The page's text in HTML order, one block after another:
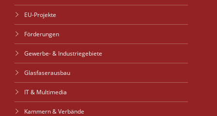
EU-Projekte
Förderungen
Gewerbe- & Industriegebiete
Glasfaserausbau
IT & Multimedia
Kammern & Verbände